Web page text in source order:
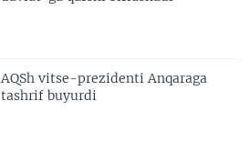
AQSh vitse-prezidenti Anqaraga
tashrif buyurdi